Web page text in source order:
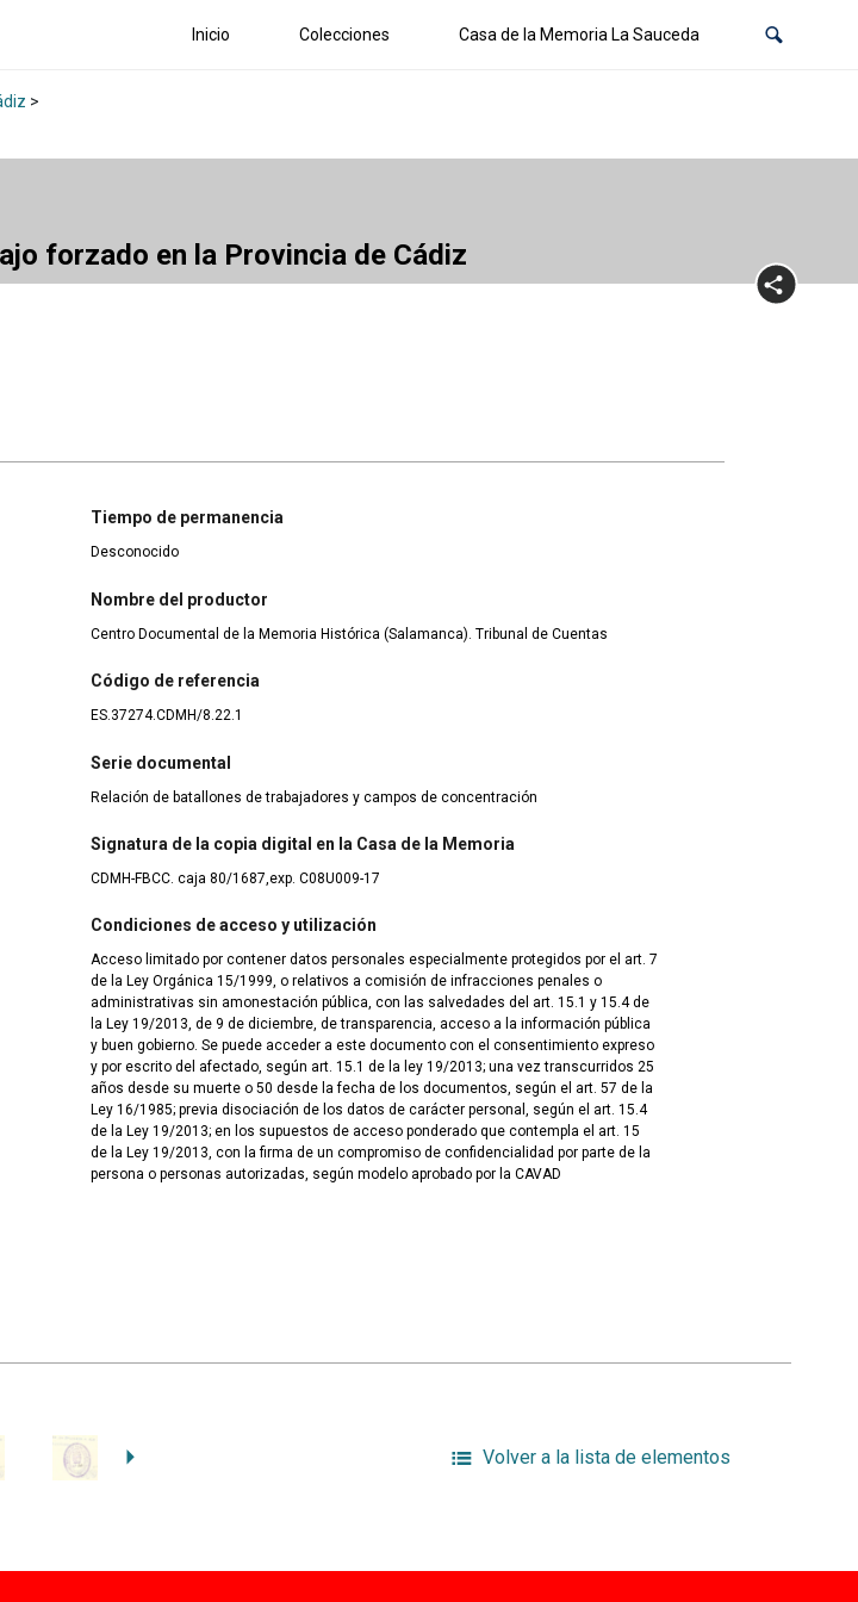
Inicio Colecciones Casa de la Memoria La Sauceda
>
forzado en la Provincia de Cádiz
Tiempo de permanencia
Desconocido
Nombre del productor
Centro Documental de la Memoria Histórica (Salamanca). Tribunal de Cuentas
Código de referencia
ES.37274.CDMH/8.22.1
Serie documental
Relación de batallones de trabajadores y campos de concentración
Signatura de la copia digital en la Casa de la Memoria
CDMH-FBCC. caja 80/1687,exp. C08U009-17
Condiciones de acceso y utilización
Acceso limitado por contener datos personales especialmente protegidos por el art. 7
de la Ley Orgánica 15/1999, o relativos a comisión de infracciones penales o
administrativas sin amonestación pública, con las salvedades del art. 15.1 y 15.4 de
la Ley 19/2013, de 9 de diciembre, de transparencia, acceso a la información pública
y buen gobierno. Se puede acceder a este documento con el consentimiento expreso
y por escrito del afectado, según art. 15.1 de la ley 19/2013; una vez transcurridos 25
años desde su muerte o 50 desde la fecha de los documentos, según el art. 57 de la
Ley 16/1985; previa disociación de los datos de carácter personal, según el art. 15.4
de la Ley 19/2013; en los supuestos de acceso ponderado que contempla el art. 15
de la Ley 19/2013, con la firma de un compromiso de confidencialidad por parte de la
persona o personas autorizadas, según modelo aprobado por la CAVAD
Volver a la lista de elementos